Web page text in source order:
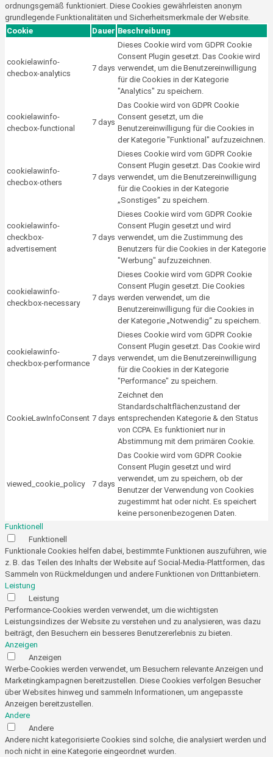
ordnungsgemäß funktioniert. Diese Cookies gewährleisten anonym
grundlegende Funktionalitäten und Sicherheitsmerkmale der Website.
Cookie
Dauer Beschreibung
cookielawinfo-
checbox-analytics
7 days
Dieses Cookie wird vom GDPR Cookie
Consent Plugin gesetzt. Das Cookie wird
verwendet, um die Benutzereinwilligung
für die Cookies in der Kategorie
"Analytics" zu speichern.
cookielawinfo-
checbox-functional
7 days
Das Cookie wird von GDPR Cookie
Consent gesetzt, um die
Benutzereinwilligung für die Cookies in
der Kategorie "Funktional" aufzuzeichnen.
cookielawinfo-
checbox-others
7 days
Dieses Cookie wird vom GDPR Cookie
Consent Plugin gesetzt. Das Cookie wird
verwendet, um die Benutzereinwilligung
für die Cookies in der Kategorie
„Sonstiges“ zu speichern.
cookielawinfo-
checkbox-
advertisement
7 days
Dieses Cookie wird vom GDPR Cookie
Consent Plugin gesetzt und wird
verwendet, um die Zustimmung des
Benutzers für die Cookies in der Kategorie
"Werbung" aufzuzeichnen.
cookielawinfo-
checkbox-necessary
7 days
Dieses Cookie wird vom GDPR Cookie
Consent Plugin gesetzt. Die Cookies
werden verwendet, um die
Benutzereinwilligung für die Cookies in
der Kategorie „Notwendig“ zu speichern.
cookielawinfo-
checkbox-performance
7 days
Dieses Cookie wird vom GDPR Cookie
Consent Plugin gesetzt. Das Cookie wird
verwendet, um die Benutzereinwilligung
für die Cookies in der Kategorie
"Performance" zu speichern.
CookieLawInfoConsent 7 days
Zeichnet den
Standardschaltflächenzustand der
entsprechenden Kategorie & den Status
von CCPA. Es funktioniert nur in
Abstimmung mit dem primären Cookie.
viewed_cookie_policy 7 days
Das Cookie wird vom GDPR Cookie
Consent Plugin gesetzt und wird
verwendet, um zu speichern, ob der
Benutzer der Verwendung von Cookies
zugestimmt hat oder nicht. Es speichert
keine personenbezogenen Daten.
Funktionell
Funktionell
Funktionale Cookies helfen dabei, bestimmte Funktionen auszuführen, wie
z. B. das Teilen des Inhalts der Website auf Social-Media-Plattformen, das
Sammeln von Rückmeldungen und andere Funktionen von Drittanbietern.
Leistung
Leistung
Performance-Cookies werden verwendet, um die wichtigsten
Leistungsindizes der Website zu verstehen und zu analysieren, was dazu
beiträgt, den Besuchern ein besseres Benutzererlebnis zu bieten.
Anzeigen
Anzeigen
Werbe-Cookies werden verwendet, um Besuchern relevante Anzeigen und
Marketingkampagnen bereitzustellen. Diese Cookies verfolgen Besucher
über Websites hinweg und sammeln Informationen, um angepasste
Anzeigen bereitzustellen.
Andere
Andere
Andere nicht kategorisierte Cookies sind solche, die analysiert werden und
noch nicht in eine Kategorie eingeordnet wurden.